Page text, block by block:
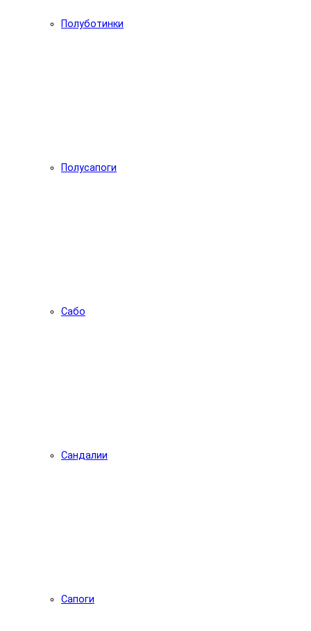
Полуботинки
Полусапоги
Сабо
Сандалии
Сапоги